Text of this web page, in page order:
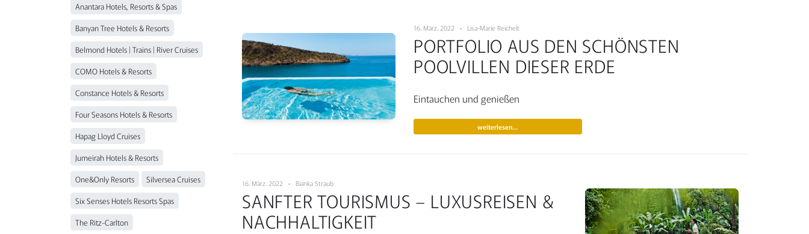
16. März. 2022 • Lisa-Marie Reichelt
PORTFOLIO AUS DEN SCHÖNSTEN
POOLVILLEN DIESER ERDE
Eintauchen und genießen
weiterlesen…
16. März. 2022 • Bianka Straub
SANFTER TOURISMUS – LUXUSREISEN &
NACHHALTIGKEIT
Anantara Hotels, Resorts & Spas
Banyan Tree Hotels & Resorts
Belmond Hotels | Trains | River Cruises
COMO Hotels & Resorts
Constance Hotels & Resorts
Four Seasons Hotels & Resorts
Hapag Lloyd Cruises
Jumeirah Hotels & Resorts
One&Only Resorts
Silversea Cruises
Six Senses Hotels Resorts Spas
The Ritz-Carlton